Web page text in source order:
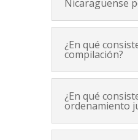
Nicaragüense
¿En qué
compilación?
¿En qué
ordenamiento